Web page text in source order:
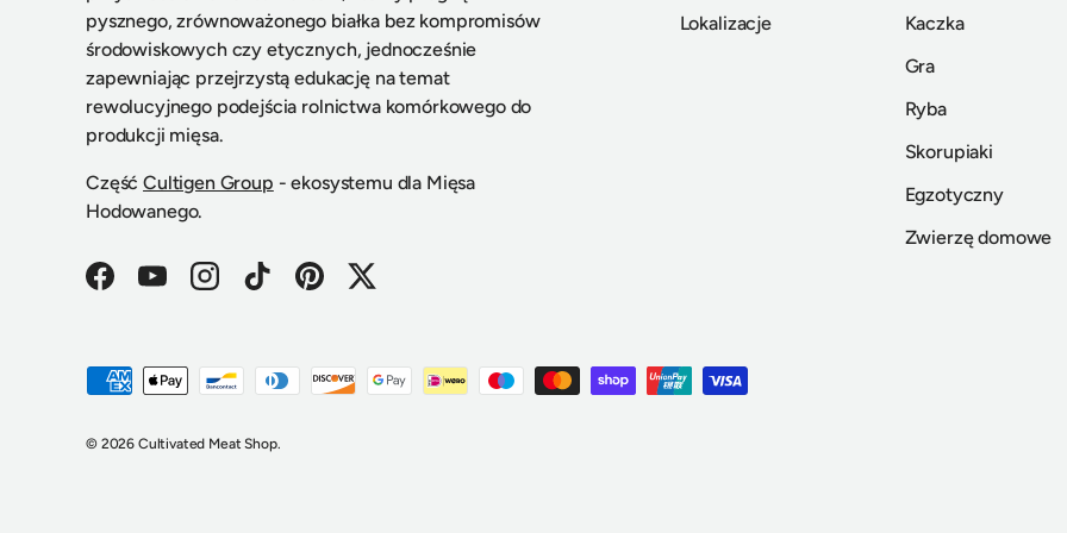
pysznego, zrównoważonego białka bez kompromisów
środowiskowych czy etycznych, jednocześnie
zapewniając przejrzystą edukację na temat
rewolucyjnego podejścia rolnictwa komórkowego do
produkcji mięsa.
CzęśćCultigen Group - ekosystemu dla Mięsa
Hodowanego.
FacebookYouTubeInstagramTikTokPinterestTwitter
Lokalizacje
Kaczka
Gra
Ryba
Skorupiaki
Egzotyczny
Zwierzę domowe
Metody płatności akceptowane
© 2026 Cultivated Meat Shop.